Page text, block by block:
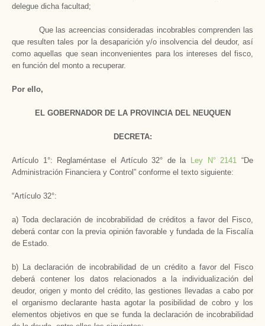
delegue dicha facultad;
Que las acreencias consideradas incobrables comprenden las
que resulten tales por la desaparición y/o insolvencia del deudor, así
como aquellas que sean inconvenientes para los intereses del fisco,
en función del monto a recuperar.
Por ello,
EL GOBERNADOR DE LA PROVINCIA DELNEUQUEN
DECRETA:
Artículo 1°: Reglaméntase el Artículo 32° de la Ley N° 2141 “De
Administración Financiera y Control” conforme el texto siguiente:
“Artículo 32°:
a) Toda declaración de incobrabilidad de créditos a favor del Fisco,
deberá contar con la previa opinión favorable y fundada de la Fiscalía
de Estado.
b) La declaración de incobrabilidad de un crédito a favor del Fisco
deberá contener los datos relacionados a la individualización del
deudor, origen y monto del crédito, las gestiones llevadas a cabo por
el organismo declarante hasta agotar la posibilidad de cobro y los
elementos objetivos en que se funda la declaración de incobrabilidad